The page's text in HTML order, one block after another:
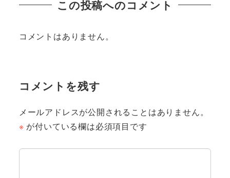
この投稿へのコメント
コメントはありません。
コメントを残す
メールアドレスが公開されることはありません。
※ が付いている欄は必須項目です